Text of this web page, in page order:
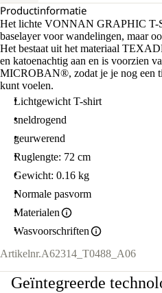
Productinformatie
Het lichte VONNAN GRAPHIC T-
baselayer voor wandelingen, maar
Het bestaat uit het materiaal
en katoenachtig aan en is voorzien
MICROBAN®, zodat je je nog een
kunt voelen.
Lichtgewicht T-shirt
sneldrogend
geurwerend
Ruglengte: 72 cm
Gewicht: 0.16 kg
Normale pasvorm
Materialen
Wasvoorschriften
Artikelnr.A62314_T0488_A06
Geïntegreerde